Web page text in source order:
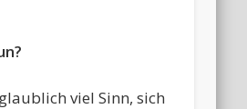
viel Sinn, sich